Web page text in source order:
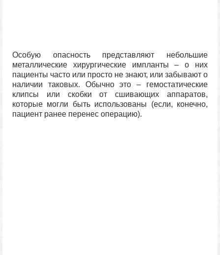
Особую опасность представляют небольшие
металлические хирургические импланты – о них
пациенты часто или просто не знают, или забывают о
наличии таковых. Обычно это – гемостатические
клипсы или скобки от сшивающих аппаратов,
которые могли быть использованы (если, конечно,
пациент ранее перенес операцию).